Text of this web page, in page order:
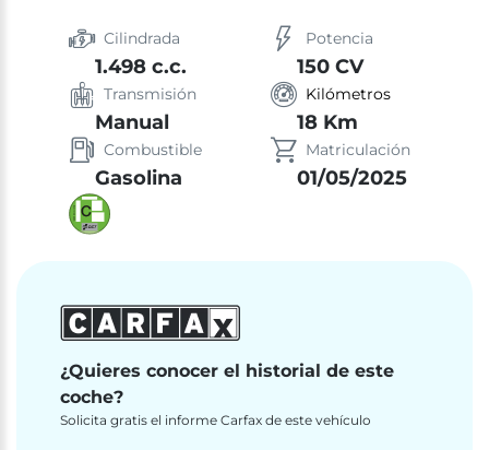
Cilindrada
1.498 c.c.
Potencia
150 CV
Transmisión
Manual
Kilómetros
18 Km
Combustible
Gasolina
Matriculación
01/05/2025
¿Quieres conocer el historial de este
coche?
Solicita gratis el informe Carfax de este vehículo